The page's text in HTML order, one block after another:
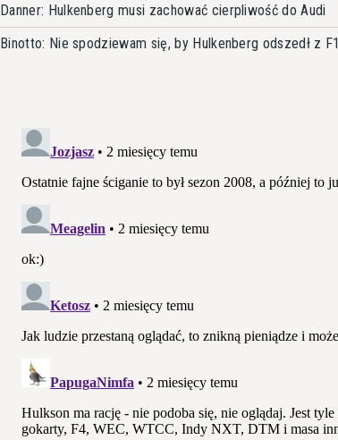
Danner: Hulkenberg musi zachować cierpliwość do Audi
Binotto: Nie spodziewam się, by Hulkenberg odszedł z F1